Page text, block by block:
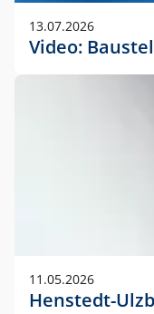
13.07.2026
Video:
11.05.2026
Henstedt-